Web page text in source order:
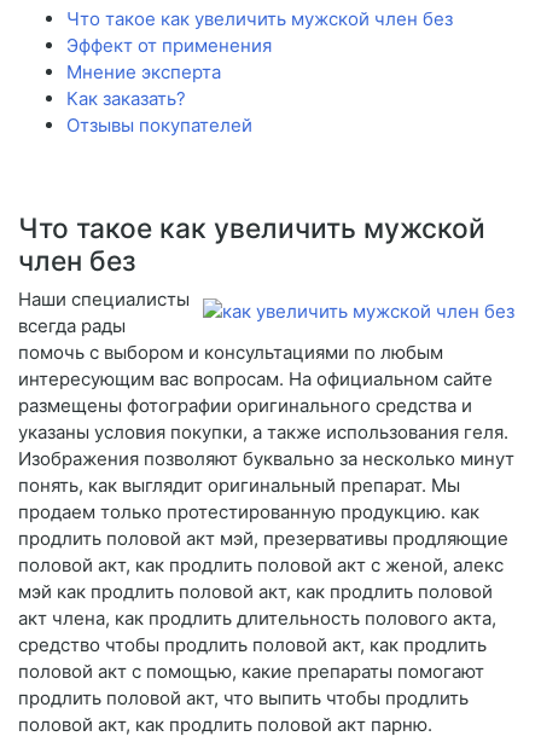
Что такое как увеличить мужской член без
Эффект от применения
Мнение эксперта
Как заказать?
Отзывы покупателей
Что такое как увеличить мужской
член без
Наши специалисты
всегда рады
помочь с выбором и консультациями по любым
интересующим вас вопросам. На официальном сайте
размещены фотографии оригинального средства и
указаны условия покупки, а также использования геля.
Изображения позволяют буквально за несколько минут
понять, как выглядит оригинальный препарат. Мы
продаем только протестированную продукцию. как
продлить половой акт мэй, презервативы продляющие
половой акт, как продлить половой акт с женой, алекс
мэй как продлить половой акт, как продлить половой
акт члена, как продлить длительность полового акта,
средство чтобы продлить половой акт, как продлить
половой акт с помощью, какие препараты помогают
продлить половой акт, что выпить чтобы продлить
половой акт, как продлить половой акт парню.